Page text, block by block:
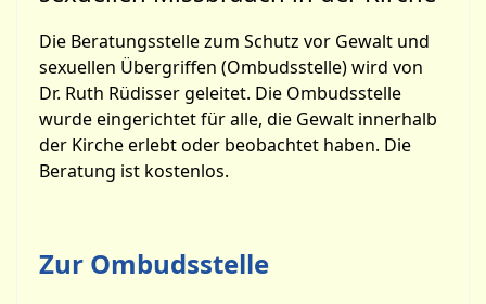
Die Beratungsstelle zum Schutz vor Gewalt und
sexuellen Übergriffen (Ombudsstelle) wird von
Dr. Ruth Rüdisser geleitet. Die Ombudsstelle
wurde eingerichtet für alle, die Gewalt innerhalb
der Kirche erlebt oder beobachtet haben. Die
Beratung ist kostenlos.
Zur Ombudsstelle